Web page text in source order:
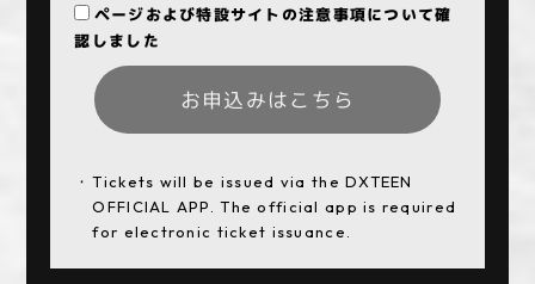
ページおよび特設サイトの注意事項について確
認しました
お申込みはこちら
Tickets will be issued via the DXTEEN
OFFICIAL APP. The official app is required
for electronic ticket issuance.